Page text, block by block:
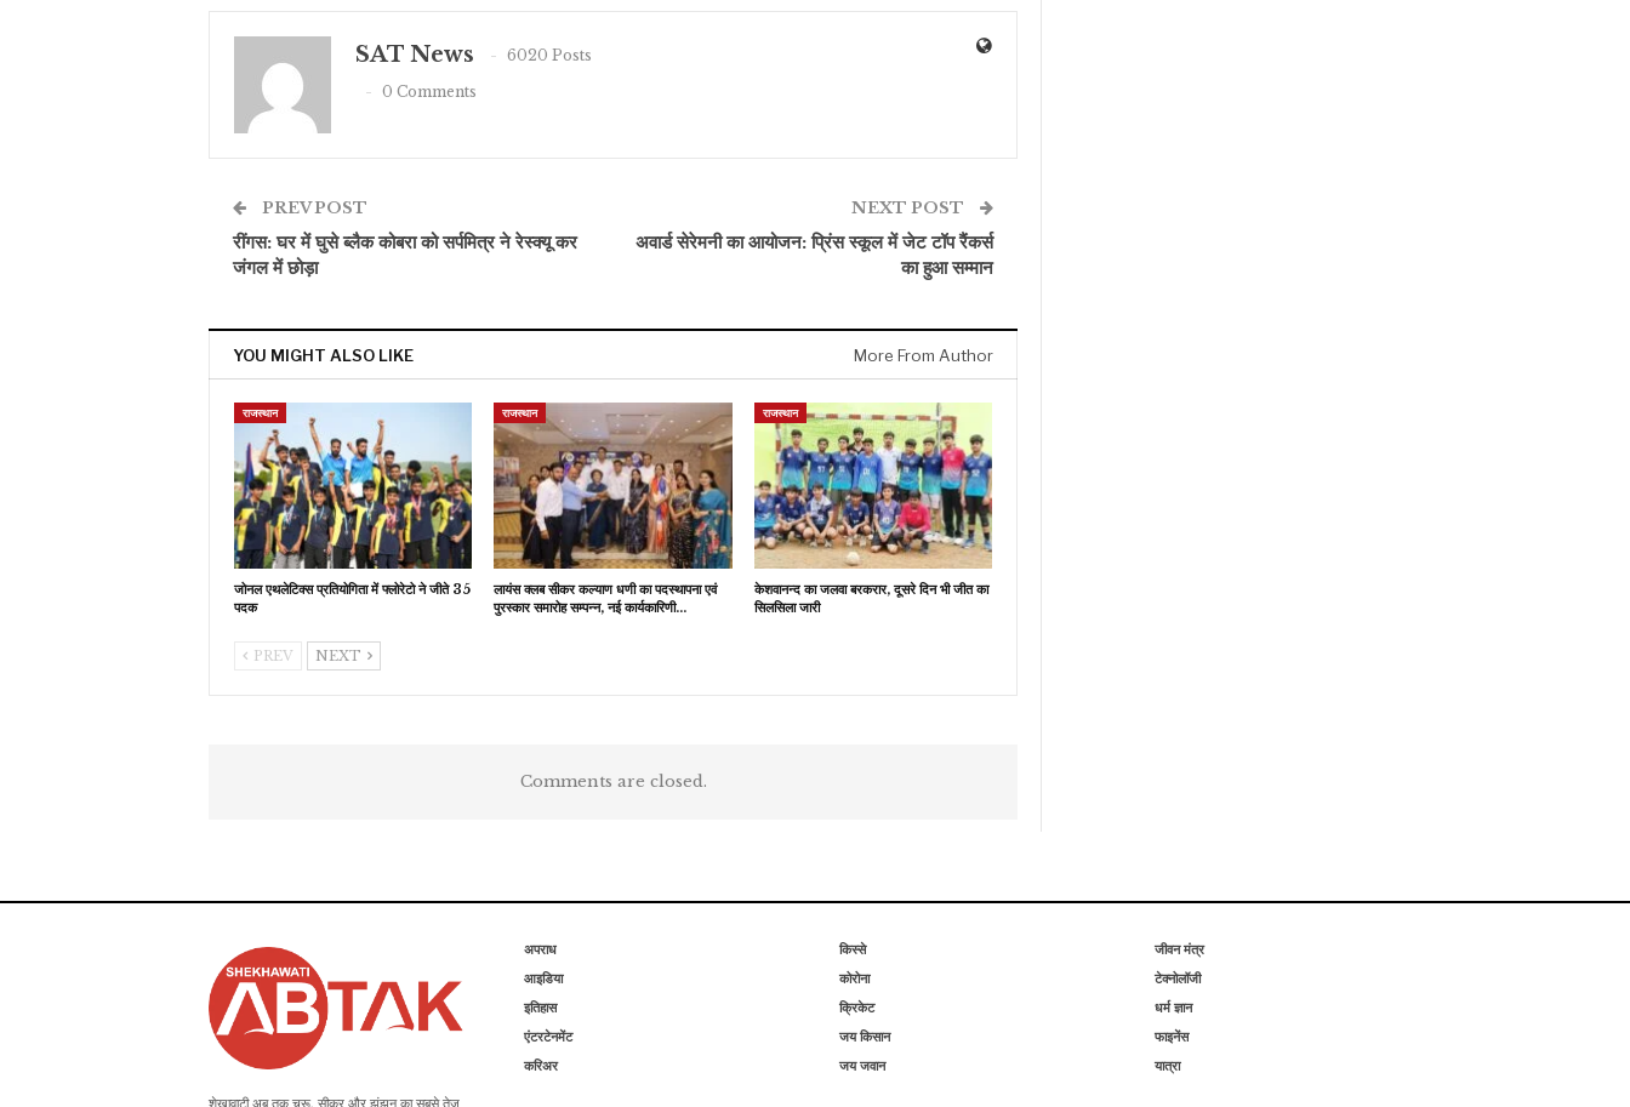
SAT News
6020 Posts
0 Comments
PREV POST
रींगस: घर में घुसे ब्लैक कोबरा को सर्पमित्र ने रेस्क्यू कर
जंगल में छोड़ा
NEXT POST
अवार्ड सेरेमनी का आयोजन: प्रिंस स्कूल में जेट टॉप रैंकर्स
का हुआ सम्मान
YOU MIGHT ALSO LIKE More From Author
राजस्थान
जोनल एथलेटिक्स प्रतियोगिता में फ्लोरेटो ने जीते 35
पदक
राजस्थान
लायंस क्लब सीकर कल्याण धणी का पदस्थापना एवं
पुरस्कार समारोह सम्पन्न, नई कार्यकारिणी…
राजस्थान
केशवानन्द का जलवा बरकरार, दूसरे दिन भी जीत का
सिलसिला जारी
PREV NEXT
Comments are closed.
अपराध
आइडिया
इतिहास
एंटरटेनमेंट
करिअर
किस्से
कोरोना
क्रिकेट
जय किसान
जय जवान
जीवन मंत्र
टेक्नोलॉजी
धर्म ज्ञान
फाइनेंस
यात्रा